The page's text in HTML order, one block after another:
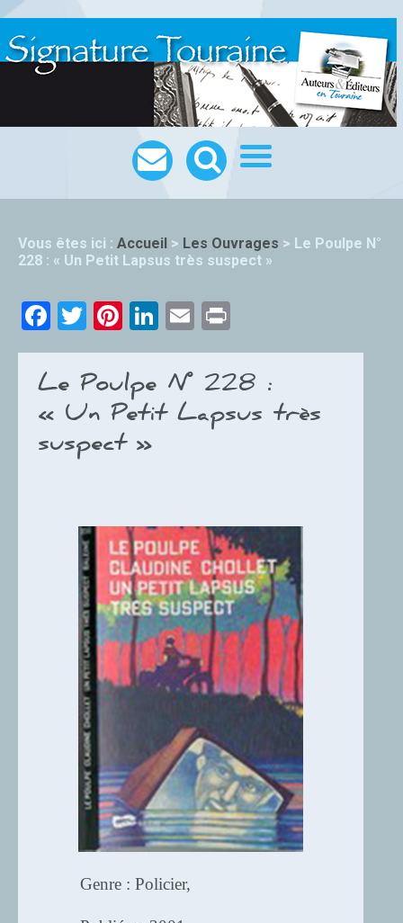
Vous êtes ici : Accueil > Les Ouvrages > Le Poulpe N°
228 : « Un Petit Lapsus très suspect »
Facebook
TwitterPinterest
LinkedIn
Email
Le Poulpe N° 228 :
« Un Petit Lapsus très
suspect »
Genre : Policier,